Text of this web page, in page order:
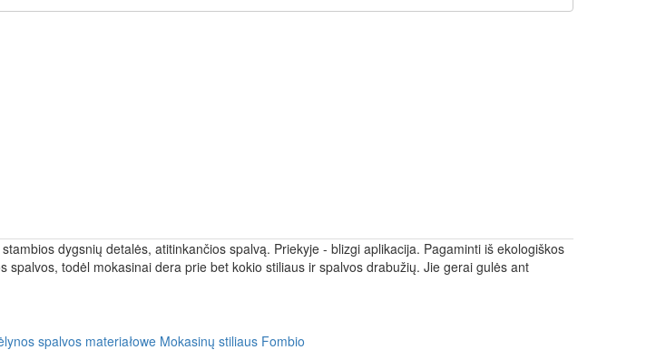
dygsnių detalės, atitinkančios spalvą. Priekyje - blizgi aplikacija. Pagaminti iš ekologiškos
todėl mokasinai dera prie bet kokio stiliaus ir spalvos drabužių. Jie gerai gulės ant